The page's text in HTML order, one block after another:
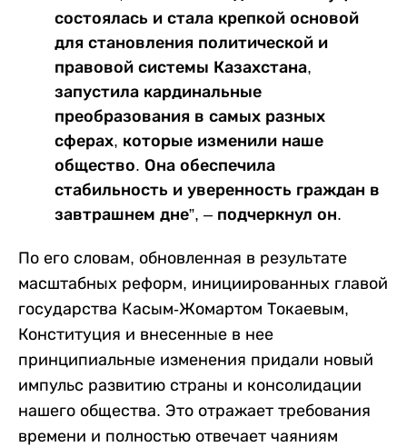
состоялась и стала крепкой основой
для становления политической и
правовой системы Казахстана,
запустила кардинальные
преобразования в самых разных
сферах, которые изменили наше
общество. Она обеспечила
стабильность и уверенность граждан в
завтрашнем дне”, – подчеркнул он.
По его словам, обновленная в результате
масштабных реформ, инициированных главой
государства Касым-Жомартом Токаевым,
Конституция и внесенные в нее
принципиальные изменения придали новый
импульс развитию страны и консолидации
нашего общества. Это отражает требования
времени и полностью отвечает чаяниям